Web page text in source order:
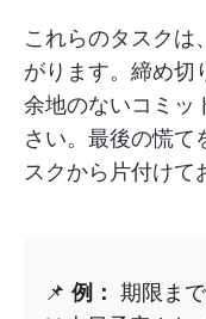
これらのタスクは
がります。締め切
余地のないコミッ
さい。最後の慌て
スクから片付けて
📌 例： 期限ま